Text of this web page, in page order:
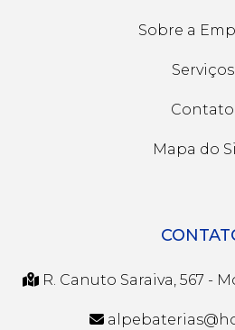
Sobre a
Serviços
Contato
Mapa do
R. Canuto Saraiva, 567 -